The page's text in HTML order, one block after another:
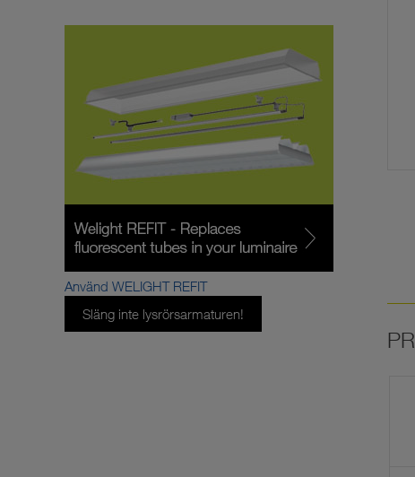
Använd WELIGHT REFIT
Släng inte lysrörsarmaturen!